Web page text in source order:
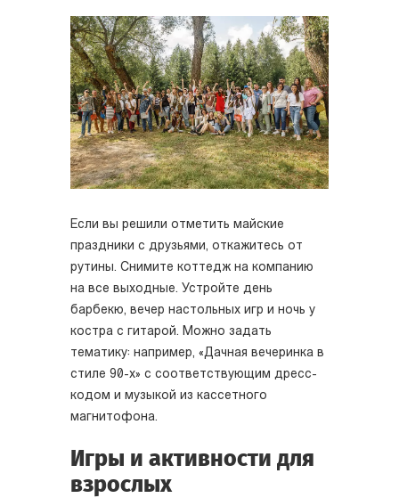
Если вы решили отметить майские
праздники с друзьями, откажитесь от
рутины. Снимите коттедж на компанию
на все выходные. Устройте день
барбекю, вечер настольных игр и ночь у
костра с гитарой. Можно задать
тематику: например, «Дачная вечеринка в
стиле 90-х» с соответствующим дресс-
кодом и музыкой из кассетного
магнитофона.
Игры и активности для
взрослых